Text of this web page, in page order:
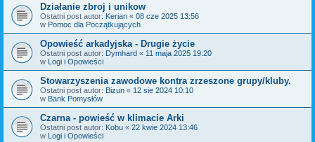
Działanie zbroj i unikow
Ostatni post autor: Kerian « 08 cze 2025 13:56
w Pomoc dla Początkujących
Opowieść arkadyjska - Drugie życie
Ostatni post autor: Dymhard « 11 maja 2025 19:20
w Logi i Opowieści
Stowarzyszenia zawodowe kontra zrzeszone grupy/kluby.
Ostatni post autor: Bizun « 12 sie 2024 10:10
w Bank Pomysłów
Czarna - powieść w klimacie Arki
Ostatni post autor: Kobu « 22 kwie 2024 13:46
w Logi i Opowieści